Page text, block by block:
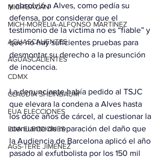
MICHOACÁN
MICH-MORELIA-ALFONSO MARTÍNEZ
AGUASCALIENTES
AGUASCALIENTES
CDMX
CLAUDIA SHEINBAUM
EUA ELECCIONES
EUA ELECCIONES
AGS-TERE JIMÉNEZ
y absolvió a Alves, como pedía su
defensa, por considerar que el
testimonio de la víctima no es “fiable” y
que no hay suficientes pruebas para
desmontar su derecho a la presunción
de inocencia.
La denunciante había pedido al TSJC
que elevara la condena a Alves hasta
los doce años de cárcel, al cuestionar la
atenuante de reparación del daño que
la Audiencia de Barcelona aplicó el año
pasado al exfutbolista por los 150 mil